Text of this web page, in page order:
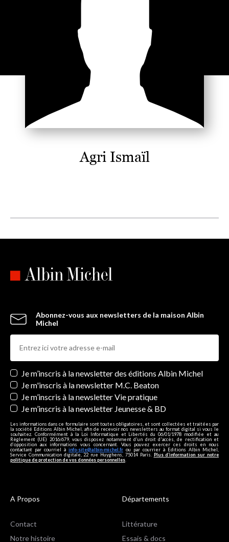
Agri Ismaïl
Abonnez-vous aux newsletters de la maison Albin
Michel
Newsletters
Je m’inscris à la newsletter des éditions Albin Michel
Je m'inscris à la newsletter M.C. Beaton
Je m’inscris à la newsletter Vie pratique
Je m’inscris à la newsletter Jeunesse & BD
Les informations dans ce formulaire sont toutes obligatoires, et sont collectées et traitées par
la société Editions Albin Michel, afin de recevoir nos newsletters au format digital si vous le
souhaitez. Conformément à la Loi Informatique et Libertés du 06/01/1978 modifiée et au
Règlement (UE) 2016/679, vous disposez notamment d'un droit d'accès, de rectification et
d’opposition aux informations vous concernant. Vous pouvez exercer ces droits en nous
contactant par courriel à info-site@albin-michel.fr ou par courrier à Editions Albin Michel,
Service Communication digitale, 22 rue Huyghens, 75014 Paris. Plus d’information sur notre
politique de protection de vos données personnelles
A Propos
Contact
Notre histoire
Départements
Littérature
Essais & docs